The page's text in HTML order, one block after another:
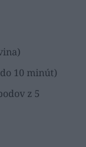
10 minút)
z 5